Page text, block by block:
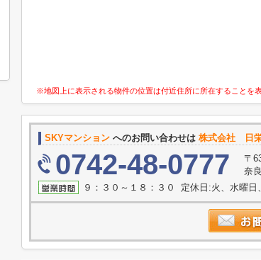
※地図上に表示される物件の位置は付近住所に所在することを
SKYマンション へのお問い合わせは 株式会社 日
0742-48-0777
〒
奈
９：３０～１８：３０ 定休日:火、水曜